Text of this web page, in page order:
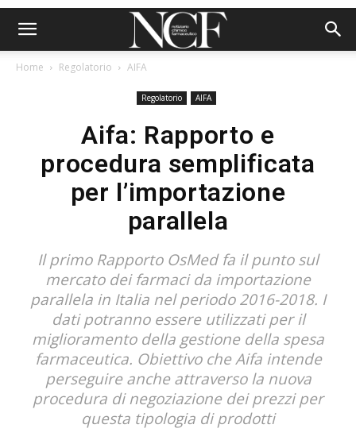
Home Regolatorio AIFA
Regolatorio AIFA
Aifa: Rapporto e
procedura semplificata
per l’importazione
parallela
Il primo Rapporto OsMed fa il punto sul
mercato dei farmaci da importazione
parallela in Italia nel periodo 2016-2018. I
dati potranno essere utilizzati per il
miglioramento della gestione della spesa
farmaceutica. Obiettivo che Aifa intende
perseguire anche attraverso la nuova
procedura di negoziazione dei prezzi per
questa tipologia di prodotti